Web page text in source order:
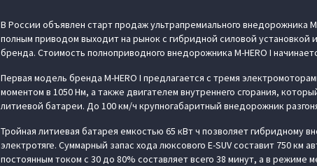
В России объявлен старт продаж ультрапремиального внедорожника
полным приводом выходит на рынок с гибридной силовой установкой
бренда. Стоимость полноприводного внедорожника M‑HERO I
Первая модель бренда M‑HERO I предлагается с тремя
моментом в 1050 Нм, а также двигателем внутреннего сгорания,
литиевой батареи. До 100 км/ч крупногабаритный внедорожник
Тройная литиевая батарея емкостью 65 кВт ч позволяет гибридному
электротяге. Суммарный запас хода люксового E-SUV составит 750 км
постоянным током с 30 до 80% составляет всего 38 минут, а в